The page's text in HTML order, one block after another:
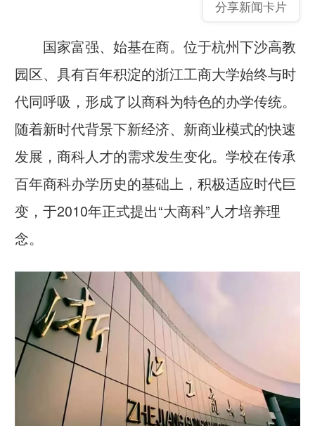
分享新闻卡片
国家富强、始基在商。位于杭州下沙高教
园区、具有百年积淀的浙江工商大学始终与时
代同呼吸，形成了以商科为特色的办学传统。
随着新时代背景下新经济、新商业模式的快速
发展，商科人才的需求发生变化。学校在传承
百年商科办学历史的基础上，积极适应时代巨
变，于2010年正式提出“大商科”人才培养理
念。